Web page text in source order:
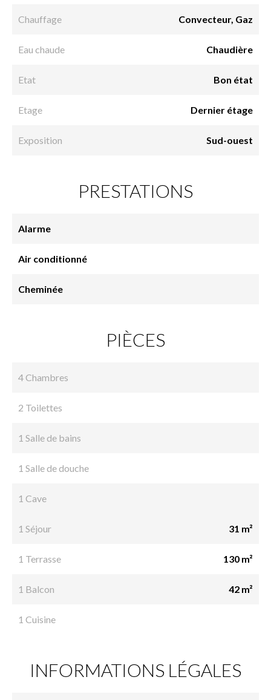
Chauffage Convecteur, Gaz
Eau chaude Chaudière
Etat Bon état
Etage Dernier étage
Exposition Sud-ouest
PRESTATIONS
Alarme
Air conditionné
Cheminée
PIÈCES
4 Chambres
2 Toilettes
1 Salle de bains
1 Salle de douche
1 Cave
1 Séjour 31 m²
1 Terrasse 130 m²
1 Balcon 42 m²
1 Cuisine
INFORMATIONS LÉGALES